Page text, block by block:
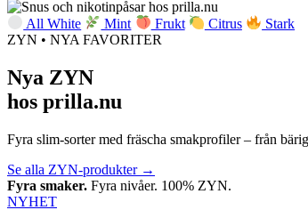
All White Mint Frukt Citrus
Stark
ZYN • NYA FAVORITER
Nya ZYN
hos prilla.nu
Fyra slim-sorter med fräscha smakprofiler – från
Se alla ZYN-produkter →
Fyra smaker. Fyra nivåer. 100% ZYN.
NYHET